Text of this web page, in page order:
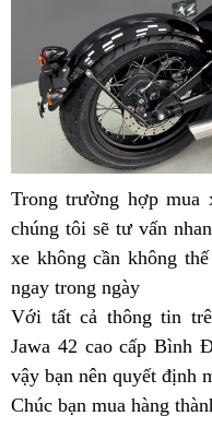
Trong trường hợplý
do
nên
Jawa
42
ở
Bình
mua
chúng tôi sẽ tư vấn
xe không cần không
ngay trong ngày
Với tất cả thông tin
Jawa 42 cao cấp Bình
vậy bạn nên bảng
giá
quyết định
Chúc bạn mua hàng